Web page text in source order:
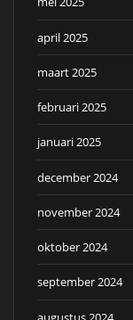
april 2025
maart 2025
februari 2025
januari 2025
december 2024
november 2024
oktober 2024
september 2024